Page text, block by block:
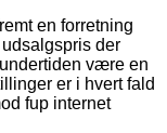
en forretning
der
være en
er i hvert fald
fup internet